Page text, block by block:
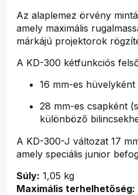
Az alaplemez örvény
amely maximális
márkájú projektorok
A KD-300 kétfunkciós
16 mm-es
28 mm-es csapként
különböző
A KD-300-J változat 17
amely speciális junior
Súly: 1,05 kg
Maximális terhelhetőség: